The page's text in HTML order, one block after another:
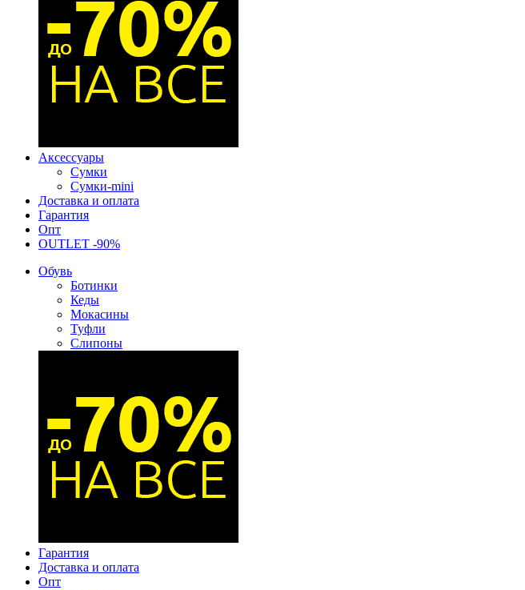
Аксессуары
Сумки
Сумки-mini
Доставка и оплата
Гарантия
Опт
OUTLET -90%
Обувь
Ботинки
Кеды
Мокасины
Туфли
Слипоны
Гарантия
Доставка и оплата
Опт